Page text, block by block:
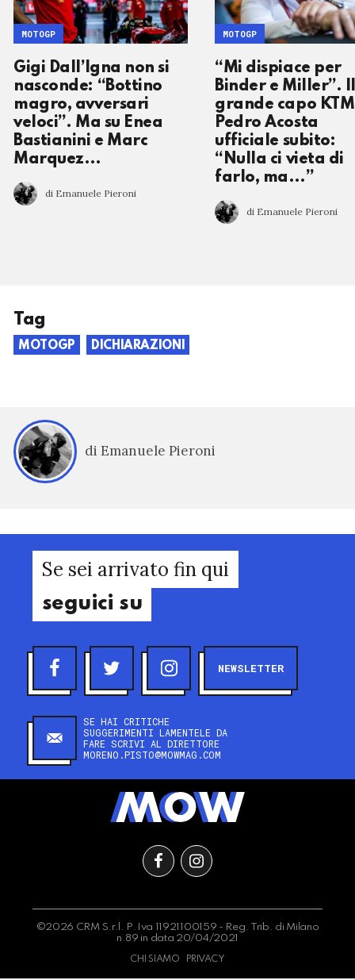
Gigi Dall’Igna non si
nasconde: “Bottino
magro, avversari
veloci”. Ma su Enea
Bastianini e Marc
Marquez…
di Emanuele Pieroni
MOTOGP
“Mi dispiace per
Binder e Miller”.
grande capo KTM
Pedro Acosta
ufficiale subito:
“Nulla ci vieta di
farlo, ma…”
di Emanuele Pieroni
MOTOGP
Tag
MOTOGP DICHIARAZIONI
di Emanuele Pieroni
Se sei arrivato fin qui
seguici su
NEWSLETTER
SE HAI CRITICHE
SUGGERIMENTI LAMENTELE DA
FARE SCRIVI AL DIRETTORE
MORENO.PISTO@MOWMAG.COM
©2026 CRM S.r.l. P.Iva 11921100159 - Reg. Trib. di Milano
n.89 in data 20/04/2021
CHI SIAMO PRIVACY